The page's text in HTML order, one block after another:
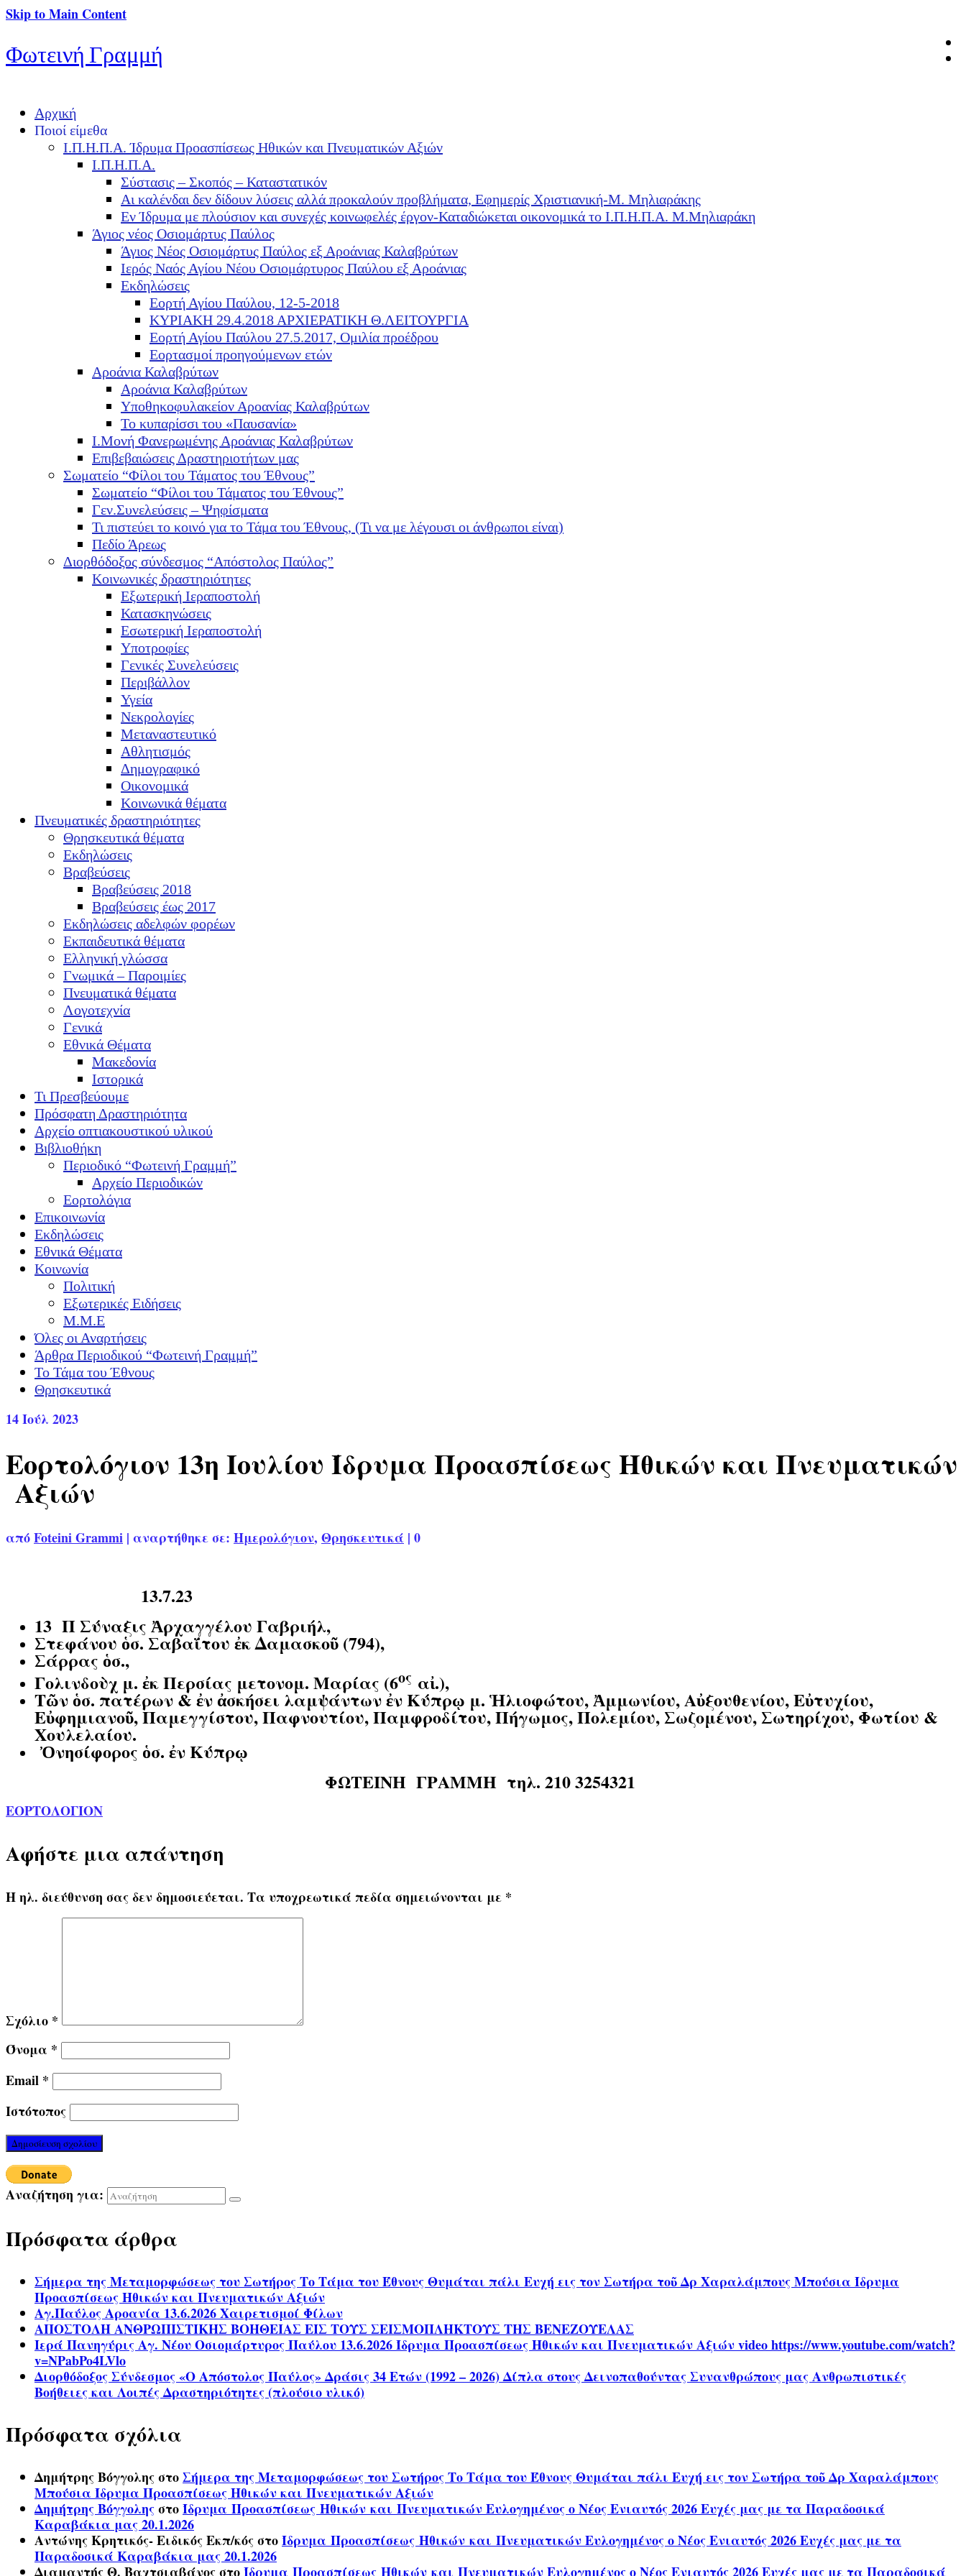
Skip to Main Content
Φωτεινή Γραμμή
Αρχική
Ποιοί είμεθα
Ι.Π.Η.Π.Α. Ίδρυμα Προασπίσεως Ηθικών και Πνευματικών Αξιών
Ι.Π.Η.Π.Α.
Σύστασις – Σκοπός – Καταστατικόν
Αι καλένδαι δεν δίδουν λύσεις αλλά προκαλούν προβλήματα, Εφημερίς Χριστιανική-Μ. Μηλιαράκης
Εν Ίδρυμα με πλούσιον και συνεχές κοινωφελές έργον-Καταδιώκεται οικονομικά το Ι.Π.Η.Π.Α. Μ.Μηλιαράκη
Άγιος νέος Οσιομάρτυς Παύλος
Άγιος Νέος Οσιομάρτυς Παύλος εξ Αροάνιας Καλαβρύτων
Ιερός Ναός Αγίου Νέου Οσιομάρτυρος Παύλου εξ Αροάνιας
Εκδηλώσεις
Εορτή Αγίου Παύλου, 12-5-2018
ΚΥΡΙΑΚΗ 29.4.2018 ΑΡΧΙΕΡΑΤΙΚΗ Θ.ΛΕΙΤΟΥΡΓΙΑ
Εορτή Αγίου Παύλου 27.5.2017, Ομιλία προέδρου
Εορτασμοί προηγούμενων ετών
Αροάνια Καλαβρύτων
Αροάνια Καλαβρύτων
Υποθηκοφυλακείον Αροανίας Καλαβρύτων
Το κυπαρίσσι του «Παυσανία»
Ι.Μονή Φανερωμένης Αροάνιας Καλαβρύτων
Επιβεβαιώσεις Δραστηριοτήτων μας
Σωματείο “Φίλοι του Τάματος του Έθνους”
Σωματείο “Φίλοι του Τάματος του Έθνους”
Γεν.Συνελεύσεις – Ψηφίσματα
Τι πιστεύει το κοινό για το Τάμα του Έθνους, (Τι να με λέγουσι οι άνθρωποι είναι)
Πεδίο Άρεως
Διορθόδοξος σύνδεσμος “Απόστολος Παύλος”
Κοινωνικές δραστηριότητες
Εξωτερική Ιεραποστολή
Κατασκηνώσεις
Εσωτερική Ιεραποστολή
Υποτροφίες
Γενικές Συνελεύσεις
Περιβάλλον
Υγεία
Νεκρολογίες
Μεταναστευτικό
Αθλητισμός
Δημογραφικό
Οικονομικά
Κοινωνικά θέματα
Πνευματικές δραστηριότητες
Θρησκευτικά θέματα
Εκδηλώσεις
Βραβεύσεις
Βραβεύσεις 2018
Βραβεύσεις έως 2017
Εκδηλώσεις αδελφών φορέων
Εκπαιδευτικά θέματα
Ελληνική γλώσσα
Γνωμικά – Παροιμίες
Πνευματικά θέματα
Λογοτεχνία
Γενικά
Εθνικά Θέματα
Μακεδονία
Ιστορικά
Τι Πρεσβεύουμε
Πρόσφατη Δραστηριότητα
Αρχείο οπτιακουστικού υλικού
Βιβλιοθήκη
Περιοδικό “Φωτεινή Γραμμή”
Αρχείο Περιοδικών
Εορτολόγια
Επικοινωνία
Εκδηλώσεις
Εθνικά Θέματα
Κοινωνία
Πολιτική
Εξωτερικές Ειδήσεις
Μ.Μ.Ε
Όλες οι Αναρτήσεις
Άρθρα Περιοδικού “Φωτεινή Γραμμή”
Το Τάμα του Έθνους
Θρησκευτικά
14Ιούλ 2023
Εορτολόγιον 13η Iουλίου Ίδρυμα Προασπίσεως Ηθικών και Πνευματικών
Αξιών
απόFoteini Grammi | αναρτήθηκε σε: Ημερολόγιον, Θρησκευτικά | 0
13.7.23
13 ΠΣύναξις Ἀρχαγγέλου Γαβριήλ,
Στεφάνου ὁσ. Σαβαΐτου ἐκ Δαμασκοῦ (794),
Σάρρας ὁσ.,
Γολινδοὺχ μ. ἐκ Περσίας μετονομ. Μαρίας (6ος αἰ.),
Τῶν ὁσ. πατέρων & ἐν ἀσκήσει λαμψάντων ἐν Κύπρῳ μ. Ἡλιοφώτου, Ἀμμωνίου, Αὐξουθενίου, Εὐτυχίου,
Εὐφημιανοῦ, Παμεγγίστου, Παφνουτίου, Παμφροδίτου, Πήγωμος, Πολεμίου, Σωζομένου, Σωτηρίχου, Φωτίου &
Χουλελαίου.
Ὀνησίφορος ὁσ. ἐν Κύπρῳ
ΦΩΤΕΙΝΗ ΓΡΑΜΜΗ τηλ. 210 3254321
ΕΟΡΤΟΛΟΓΙΟΝ
Αφήστε μια απάντηση
Η ηλ. διεύθυνση σας δεν δημοσιεύεται. Τα υποχρεωτικά πεδία σημειώνονται με *
Σχόλιο *
Όνομα *
Email *
Ιστότοπος
Αναζήτηση για:
Πρόσφατα άρθρα
Σήμερα της Μεταμορφώσεως του Σωτήρος Το Τάμα του Έθνους Θυμάται πάλι Ευχή εις τον Σωτήρα τοῦ Δρ Χαραλάμπους Μπούσια Ίδρυμα
Προασπίσεως Ηθικών και Πνευματικών Αξιών
Αγ.Παύλος Αροανία 13.6.2026 Χαιρετισμοί Φίλων
ΑΠΟΣΤΟΛΗ ΑΝΘΡΩΠΙΣΤΙΚΗΣ ΒΟΗΘΕΙΑΣ ΕΙΣ ΤΟΥΣ ΣΕΙΣΜΟΠΛΗΚΤΟΥΣ ΤΗΣ ΒΕΝΕΖΟΥΕΛΑΣ
Ιερά Πανηγύρις Αγ. Νέου Οσιομάρτυρος Παύλου 13.6.2026 Ίδρυμα Προασπίσεως Ηθικών και Πνευματικών Αξιών video https://www.youtube.com/watch?
v=NPabPo4LVlo
Διορθόδοξος Σύνδεσμος «Ο Απόστολος Παύλος» Δράσις 34 Ετών (1992 – 2026) Δίπλα στους Δεινοπαθούντας Συνανθρώπους μας Ανθρωπιστικές
Βοήθειες και Λοιπές Δραστηριότητες (πλούσιο υλικό)
Πρόσφατα σχόλια
Δημήτρης ΒόγγοληςστοΣήμερα της Μεταμορφώσεως του Σωτήρος Το Τάμα του Έθνους Θυμάται πάλι Ευχή εις τον Σωτήρα τοῦ Δρ Χαραλάμπους
Μπούσια Ίδρυμα Προασπίσεως Ηθικών και Πνευματικών Αξιών
Δημήτρης ΒόγγοληςστοΊδρυμα Προασπίσεως Ηθικών και Πνευματικών Ευλογημένος ο Νέος Ενιαυτός 2026 Ευχές μας με τα Παραδοσικά
Καραβάκια μας 20.1.2026
Αντώνης Κρητικός- Ειδικός Εκπ/κόςστοΊδρυμα Προασπίσεως Ηθικών και Πνευματικών Ευλογημένος ο Νέος Ενιαυτός 2026 Ευχές μας με τα
Παραδοσικά Καραβάκια μας 20.1.2026
Διαμαντής Θ. ΒαχτσιαβάνοςστοΊδρυμα Προασπίσεως Ηθικών και Πνευματικών Ευλογημένος ο Νέος Ενιαυτός 2026 Ευχές μας με τα Παραδοσικά